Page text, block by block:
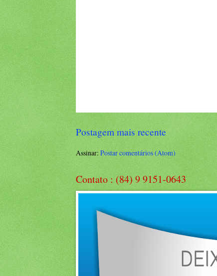
Postagem mais recente
Assinar:Postar comentários (Atom)
Contato : (84) 9 9151-0643